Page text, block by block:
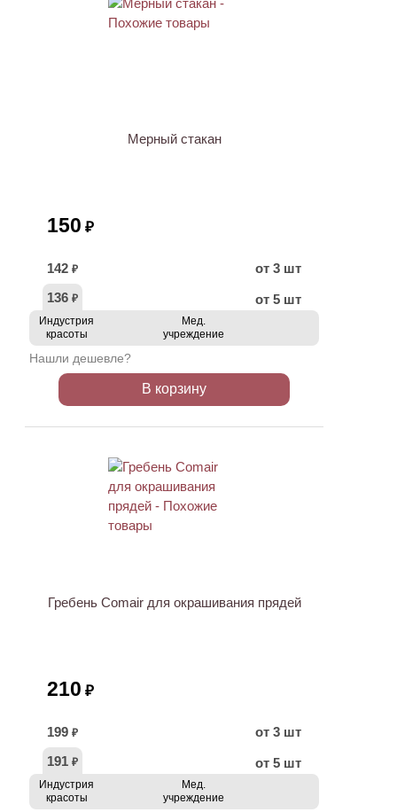
Мерный стакан
150 ₽
142 ₽
от 3 шт
136 ₽ от 5 шт
Индустрия
красоты
Мед.
учреждение
Нашли дешевле?
В корзину
Гребень Comair для окрашивания прядей
210 ₽
199 ₽
от 3 шт
191 ₽ от 5 шт
Индустрия
красоты
Мед.
учреждение